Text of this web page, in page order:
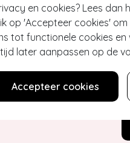
en cookies? Lees dan
op 'Accepteer cookies'
tot functionele cookies
later aanpassen op de
Accepteer cookies
je bestelling? Lees onze